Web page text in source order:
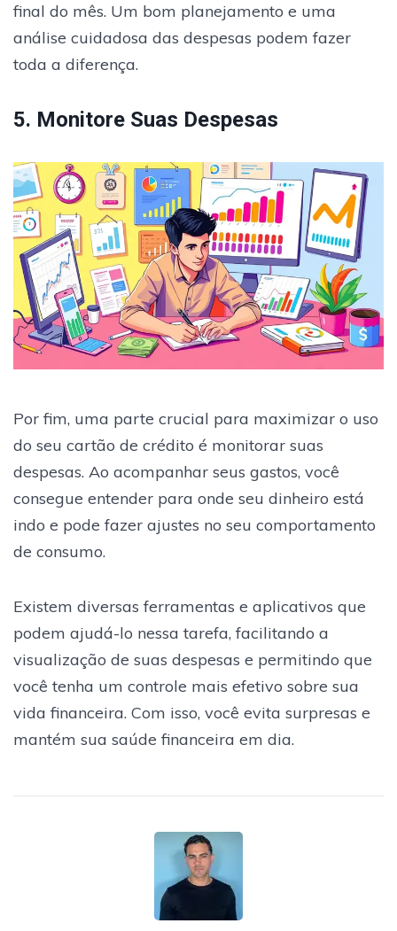
final do mês. Um bom planejamento e uma
análise cuidadosa das despesas podem fazer
toda a diferença.
5. Monitore Suas Despesas
Por fim, uma parte crucial para maximizar o uso
do seu cartão de crédito é monitorar suas
despesas. Ao acompanhar seus gastos, você
consegue entender para onde seu dinheiro está
indo e pode fazer ajustes no seu comportamento
de consumo.
Existem diversas ferramentas e aplicativos que
podem ajudá-lo nessa tarefa, facilitando a
visualização de suas despesas e permitindo que
você tenha um controle mais efetivo sobre sua
vida financeira. Com isso, você evita surpresas e
mantém sua saúde financeira em dia.